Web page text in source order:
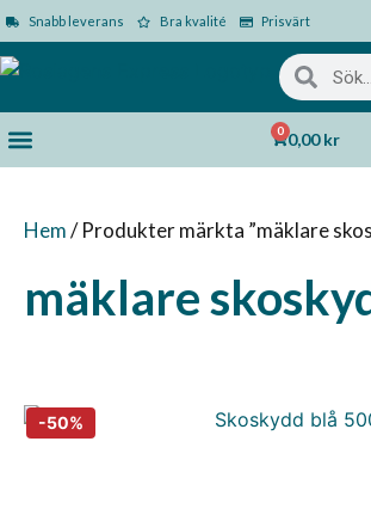
Snabb leverans Bra kvalité Prisvärt
0,00kr
0
Hem/ Produkter märkta ”mäklare
mäklare